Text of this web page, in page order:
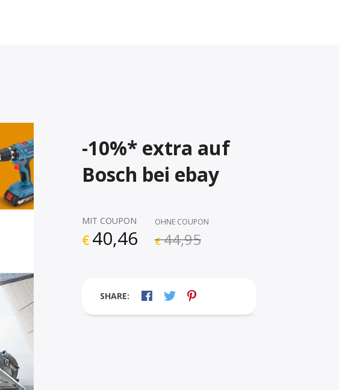
-10%* extra auf
Bosch bei ebay
MIT COUPON
€ 40,46
OHNE COUPON
€ 44,95
SHARE: